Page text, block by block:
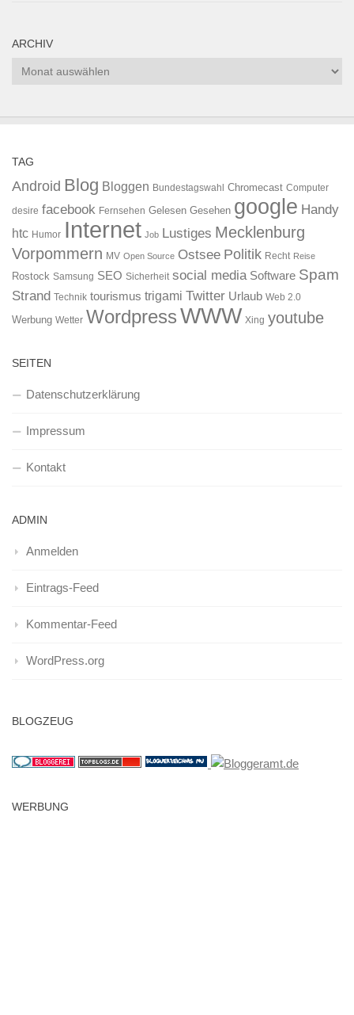
ARCHIV
Archiv
TAG
Android Blog Bloggen Bundestagswahl Chromecast Computer
desire facebook Fernsehen Gelesen Gesehen google Handy
htc Humor Internet Job Lustiges Mecklenburg
Vorpommern MV Open Source Ostsee Politik Recht Reise
Rostock Samsung SEO Sicherheit social media Software Spam
Strand Technik tourismus trigami Twitter Urlaub Web 2.0
Werbung Wetter WordpressWWW Xing youtube
SEITEN
Datenschutzerklärung
Impressum
Kontakt
ADMIN
Anmelden
Eintrags-Feed
Kommentar-Feed
WordPress.org
BLOGZEUG
WERBUNG